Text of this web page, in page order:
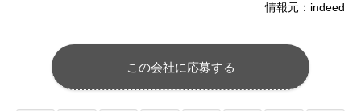
情報元：indeed
この会社に応募する